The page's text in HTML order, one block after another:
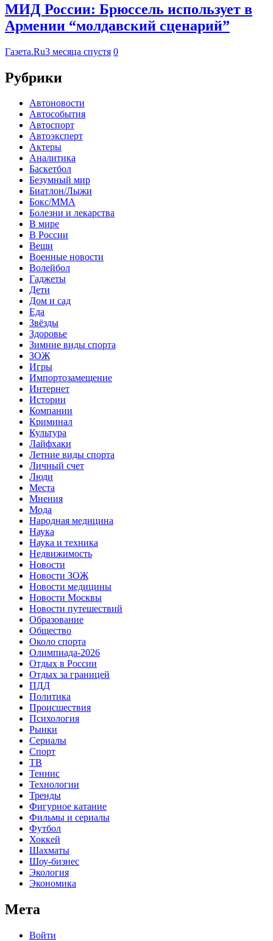
МИД России: Брюссель использует в
Армении “молдавский сценарий”
Газета.Ru3 месяца спустя 0
Рубрики
Автоновости
Автособытия
Автоспорт
Автоэксперт
Актеры
Аналитика
Баскетбол
Безумный мир
Биатлон/Лыжи
Бокс/MMA
Болезни и лекарства
В мире
В России
Вещи
Военные новости
Волейбол
Гаджеты
Дети
Дом и сад
Еда
Звёзды
Здоровье
Зимние виды спорта
ЗОЖ
Игры
Импортозамещение
Интернет
Истории
Компании
Криминал
Культура
Лайфхаки
Летние виды спорта
Личный счет
Люди
Места
Мнения
Мода
Народная медицина
Наука
Наука и техника
Недвижимость
Новости
Новости ЗОЖ
Новости медицины
Новости Москвы
Новости путешествий
Образование
Общество
Около спорта
Олимпиада-2026
Отдых в России
Отдых за границей
ПДД
Политика
Происшествия
Психология
Рынки
Сериалы
Спорт
ТВ
Теннис
Технологии
Тренды
Фигурное катание
Фильмы и сериалы
Футбол
Хоккей
Шахматы
Шоу-бизнес
Экология
Экономика
Мета
Войти